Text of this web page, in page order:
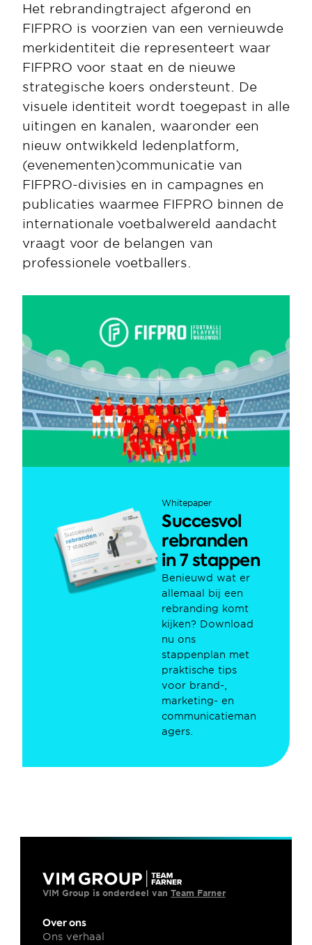
Het rebrandingtraject afgerond en
FIFPRO is voorzien van een vernieuwde
merkidentiteit die representeert waar
FIFPRO voor staat en de nieuwe
strategische koers ondersteunt. De
visuele identiteit wordt toegepast in alle
uitingen en kanalen, waaronder een
nieuw ontwikkeld ledenplatform,
(evenementen)communicatie van
FIFPRO-divisies en in campagnes en
publicaties waarmee FIFPRO binnen de
internationale voetbalwereld aandacht
vraagt voor de belangen van
professionele voetballers.
Whitepaper
Succesvol
rebranden
in 7 stappen
Benieuwd wat er
allemaal bij een
rebranding komt
kijken? Download
nu ons
stappenplan met
praktische tips
voor brand-,
marketing- en
communicatieman
agers.
VIM Group is onderdeel van Team Farner
Over ons
Ons verhaal